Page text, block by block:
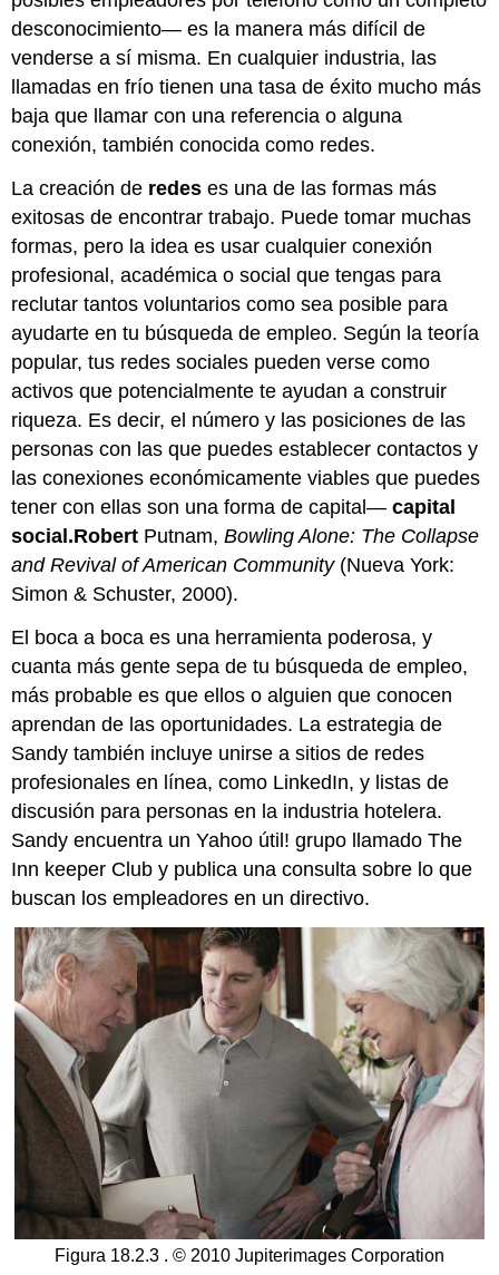
desconocimiento— es la manera más difícil de
venderse a sí misma. En cualquier industria, las
llamadas en frío tienen una tasa de éxito mucho más
baja que llamar con una referencia o alguna
conexión, también conocida como redes.
La creación de redes es una de las formas más
exitosas de encontrar trabajo. Puede tomar muchas
formas, pero la idea es usar cualquier conexión
profesional, académica o social que tengas para
reclutar tantos voluntarios como sea posible para
ayudarte en tu búsqueda de empleo. Según la teoría
popular, tus redes sociales pueden verse como
activos que potencialmente te ayudan a construir
riqueza. Es decir, el número y las posiciones de las
personas con las que puedes establecer contactos y
las conexiones económicamente viables que puedes
tener con ellas son una forma de capital—capital
social.Robert Putnam,Bowling Alone: The Collapse
and Revival of American Community(Nueva York:
Simon & Schuster, 2000).
El boca a boca es una herramienta poderosa, y
cuanta más gente sepa de tu búsqueda de empleo,
más probable es que ellos o alguien que conocen
aprendan de las oportunidades. La estrategia de
Sandy también incluye unirse a sitios de redes
profesionales en línea, como LinkedIn, y listas de
discusión para personas en la industria hotelera.
Sandy encuentra un Yahoo útil! grupo llamado The
Inn keeper Club y publica una consulta sobre lo que
buscan los empleadores en un directivo.
Figura 18.2.3 . © 2010 Jupiterimages Corporation